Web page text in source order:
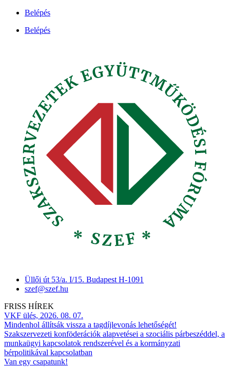
Ugrás
tartalomhoz
Belépés
Belépés
Üllői út 53/a. I/15. Budapest H-1091
szef@szef.hu
FRISS HÍREK
VKF ülés, 2026. 08. 07.
Mindenhol állítsák vissza a tagdíjlevonás lehetőségét!
Szakszervezeti konföderációk alapvetései a szociális párbeszéddel, a
munkaügyi kapcsolatok rendszerével és a kormányzati
bérpolitikával kapcsolatban
Van egy csapatunk!